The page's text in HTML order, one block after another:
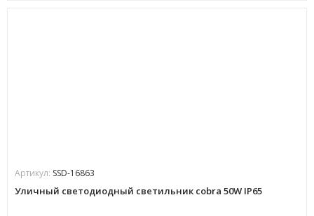
Артикул: SSD-16863
Уличный светодиодный светильник cobra 50W IP65